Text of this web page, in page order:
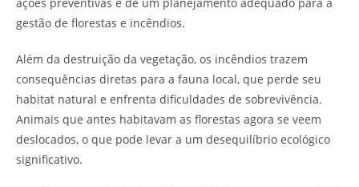
gestão de florestas e incêndios.
Além da destruição da vegetação, os incêndios trazem
consequências diretas para a fauna local, que perde seu
habitat natural e enfrenta dificuldades de sobrevivência.
Animais que antes habitavam as florestas agora se veem
deslocados, o que pode levar a um desequilíbrio ecológico
significativo.